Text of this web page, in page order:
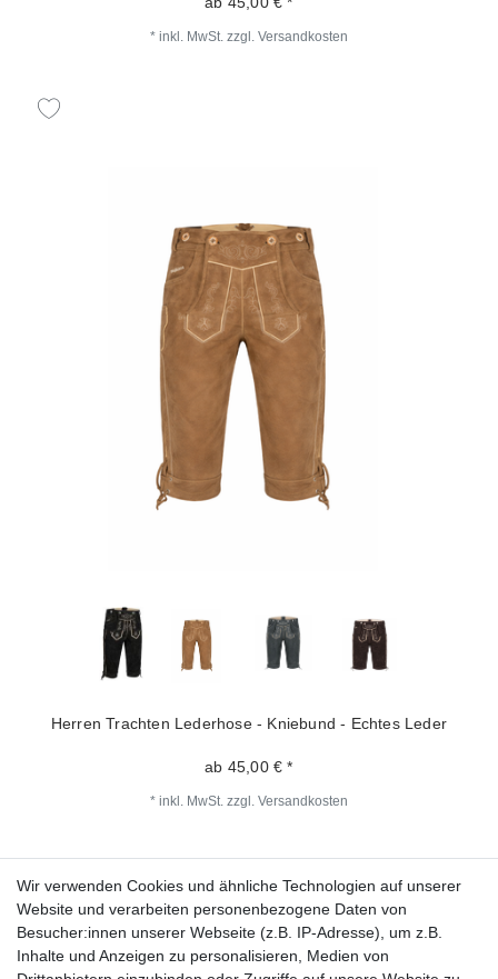
* inkl. MwSt. zzgl. Versandkosten
Herren Trachten Lederhose - Kniebund - Echtes Leder
ab 45,00 € *
* inkl. MwSt. zzgl. Versandkosten
Fragen zur Bestellung?
Zahlungsarten
Wir verwenden Cookies und ähnliche Technologien auf unserer
Website und verarbeiten personenbezogene Daten von
Besucher:innen unserer Webseite (z.B. IP-Adresse), um z.B.
Inhalte und Anzeigen zu personalisieren, Medien von